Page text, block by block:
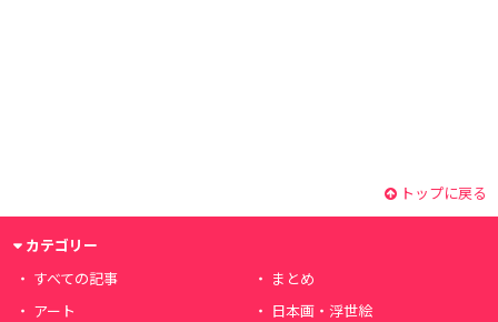
トップに戻る
カテゴリー
すべての記事
まとめ
アート
日本画・浮世絵